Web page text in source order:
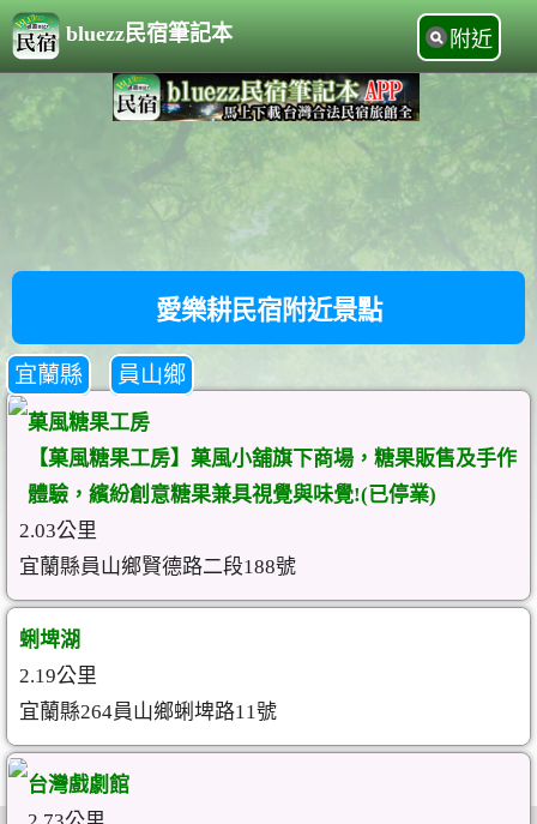
bluezz民宿筆記本 附近
愛樂耕民宿附近景點
宜蘭縣 員山鄉
菓風糖果工房
【菓風糖果工房】菓風小舖旗下商場，糖果販售及手作
體驗，繽紛創意糖果兼具視覺與味覺!(已停業)
2.03公里
宜蘭縣員山鄉賢德路二段188號
蜊埤湖
2.19公里
宜蘭縣264員山鄉蜊埤路11號
台灣戲劇館